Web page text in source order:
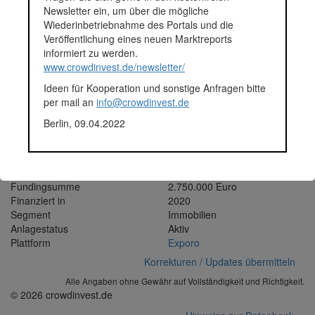
Grundstück ist damit ein wichtiges Stadtteilzentrum entstanden,
das für die rund 8.000 Bewohner des Stadtteils ein zentraler
Anlaufpunkt ist. Zum größten Teil verfügen die 18 Mieteinheiten
über einen Balkon. Außerdem ist Objekt mit einem Aufzug
ausgestattet und besitzt insgesamt 31 PKW-Stellplätze, von
denen sich 17 in der eigenen Tiefgarage befinden. Auffällig ist die
Fassadengestaltung des “Stadtteilzentrum Unterbach”: Das
massiv errichtete Gebäude ist ein Fliesenhaus, das von außen
mit Fliesen gestaltet ist und damit einen hohen
Mieterdiversifikation geprägt. Dieser Mietermix ist sehr
Fundingsumme
2.750.000 Euro
Finanziert in
2020
Segment
Immobilien
Anlagestatus
Aktiv
Plattform
Exporo
Korrekturen / Updates übermitteln
Alle Angaben ohne Gewähr auf Vollständigkeit und Richtigkeit.
© 2026 crowdinvest.de
Newsletter ein, um über die mögliche
Wiederinbetriebnahme des Portals und die
Veröffentlichung eines neuen Marktreports
informiert zu werden.
www.crowdinvest.de/newsletter/
Ideen für Kooperation und sonstige Anfragen bitte
per mail an info@crowdinvest.de
Berlin, 09.04.2022